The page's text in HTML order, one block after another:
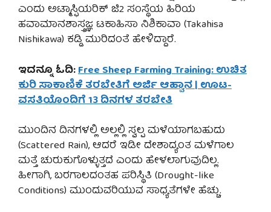
ಎಂದು ಅಟ್ಮಾಸ್ಫಿಯರಿಕ್ ಜಿ2 ಸಂಸ್ಥೆಯ ಹಿರಿಯ
ಹವಾಮಾನಶಾಸ್ತ್ರಜ್ಞ ಟಕಾಹಿಸಾ ನಿಶಿಕಾವಾ (Takahisa
Nishikawa) ಕಡ್ಡಿ ಮುರಿದಂತೆ ಹೇಳಿದ್ದಾರೆ.
ಇದನ್ನೂ ಓದಿ:Free Sheep Farming Training: ಉಚಿತ
ಕುರಿ ಸಾಕಾಣಿಕೆ ತರಬೇತಿಗೆ ಅರ್ಜಿ ಆಹ್ವಾನ | ಊಟ-
ವಸತಿಯೊಂದಿಗೆ 13 ದಿನಗಳ ತರಬೇತಿ
ಮುಂದಿನ ದಿನಗಳಲ್ಲಿ ಅಲ್ಲಲ್ಲಿ ಸ್ವಲ್ಪ ಮಳೆಯಾಗಬಹುದು
(Scattered Rain), ಆದರೆ ಇಡೀ ದೇಶಾದ್ಯಂತ ಮಳೆಗಾಲ
ಮತ್ತೆ ಚುರುಕುಗೊಳ್ಳುತ್ತದೆ ಎಂದು ಹೇಳಲಾಗುವುದಿಲ್ಲ.
ಹೀಗಾಗಿ, ಬರಗಾಲದಂತಹ ಪರಿಸ್ಥಿತಿ (Drought-like
Conditions) ಮುಂದುವರಿಯುವ ಸಾಧ್ಯತೆಗಳೇ ಹೆಚ್ಚು.